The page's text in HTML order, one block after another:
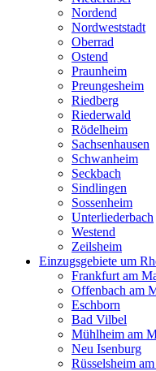
Nordend
Nordweststadt
Oberrad
Ostend
Praunheim
Preungesheim
Riedberg
Riederwald
Rödelheim
Sachsenhausen
Schwanheim
Seckbach
Sindlingen
Sossenheim
Unterliederbach
Westend
Zeilsheim
Einzugsgebiete um
Frankfurt am
Offenbach am
Eschborn
Bad Vilbel
Mühlheim am
Neu Isenburg
Rüsselsheim